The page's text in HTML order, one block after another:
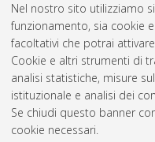
Nel nostro sito utilizziamo
funzionamento, sia cookie
facoltativi che potrai
Cookie e altri strumenti di
analisi statistiche, misure
istituzionale e analisi dei
Se chiudi questo banner
cookie necessari.
l'integrazione tra
aziendale.[Laurea
di Studio inIngegneria
Questa lista e' stata